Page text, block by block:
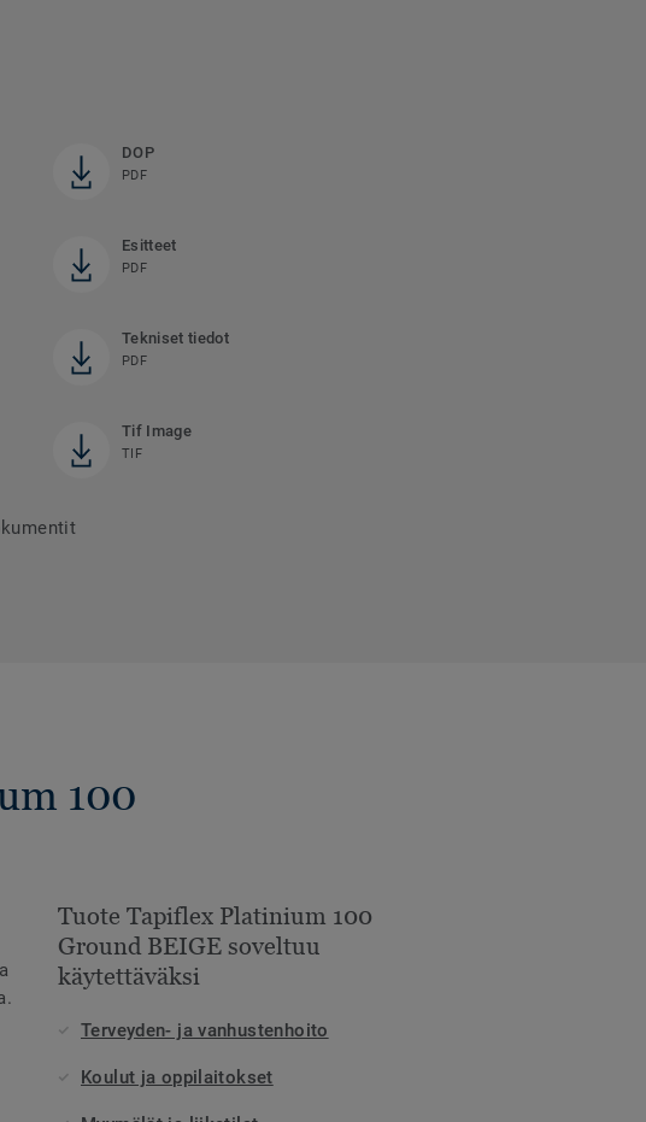
DOP
PDF
Esitteet
PDF
Tekniset tiedot
PDF
Tif Image
TIF
100
Tuote Tapiflex Platinium 100
Ground BEIGE soveltuu
käytettäväksi
Terveyden- ja vanhustenhoito
Koulut ja oppilaitokset